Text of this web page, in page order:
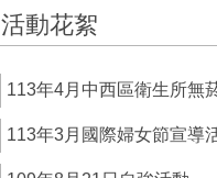
活動花絮
113年4月中西區衛生所無
113年3月國際婦女節宣導